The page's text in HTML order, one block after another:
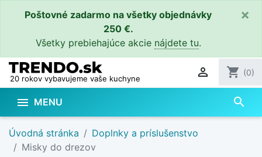
Poštovné zadarmo na všetky objednávky
250 €.
Všetky prebiehajúce akcie nájdete tu.
×
20 rokov vybavujeme vaše kuchyne  shopping_cart (0)
 MENU search
Úvodná stránka
Doplnky a príslušenstvo
Misky do drezov